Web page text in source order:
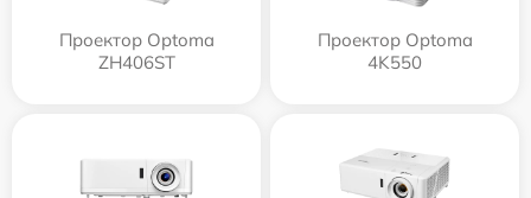
Проектор Optoma
ZH406ST
Проектор Optoma
4K550